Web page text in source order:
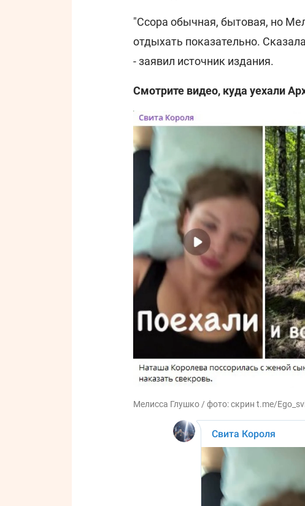
"Ссора обычная, бытовая, но
отдыхать показательно.
- заявил источник издания.
Смотрите видео, куда уехали
Мелисса Глушко / фото: скрин t.me/